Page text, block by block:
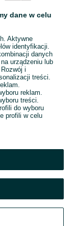
sierpnia 2026
dane w celu
Aktywne
identyfikacji.
danych
urządzeniu lub
i
treści.
reklam.
treści.
do wyboru
profili w celu